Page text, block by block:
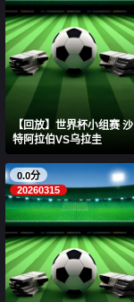
【回放】世界杯小组赛 沙
特阿拉伯VS乌拉圭
0.0分
20260315